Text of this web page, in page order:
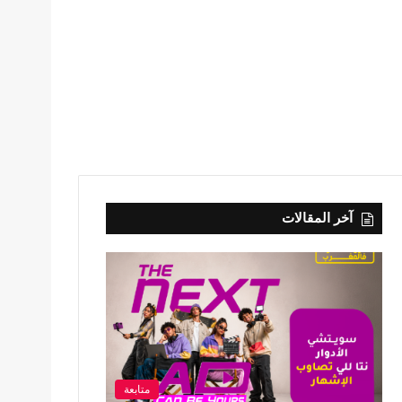
آخر المقالات
متابعة